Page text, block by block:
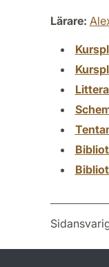
Lärare: